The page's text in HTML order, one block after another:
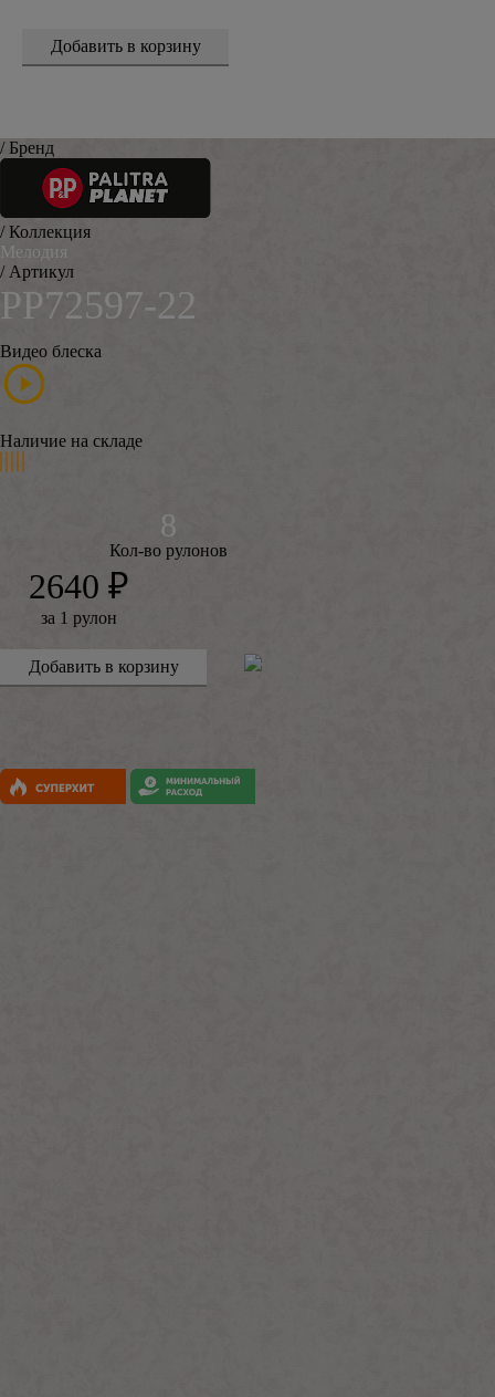
/ Бренд
/ Коллекция
Мелодия
/ Артикул
PP72597-22
Видео блеска
Наличие на складе
Кол-во рулонов
2640 ₽
за 1 рулон